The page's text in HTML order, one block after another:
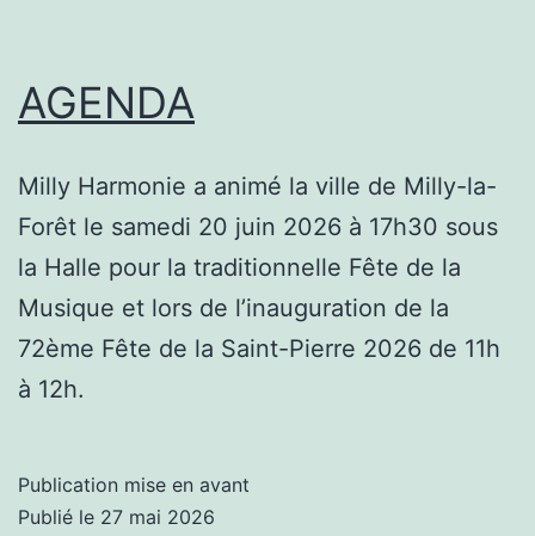
AGENDA
Milly Harmonie a animé la ville de Milly-la-
Forêt le samedi 20 juin 2026 à 17h30 sous
la Halle pour la traditionnelle Fête de la
Musique et lors de l’inauguration de la
72ème Fête de la Saint-Pierre 2026 de 11h
à 12h.
Publication mise en avant
Publié le 27 mai 2026